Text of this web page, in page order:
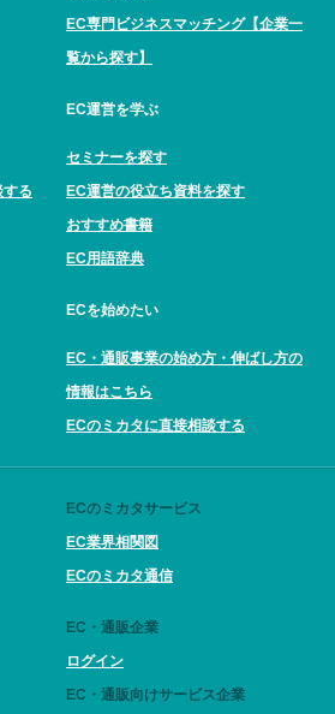
る
EC専門ビジネスマッチング【企業一
覧から探す】
EC運営を学ぶ
セミナーを探す
EC運営の役立ち資料を探す
おすすめ書籍
EC用語辞典
ECを始めたい
EC・通販事業の始め方・伸ばし方の
情報はこちら
ECのミカタに直接相談する
ECのミカタサービス
EC業界相関図
ECのミカタ通信
EC・通販企業
ログイン
EC・通販向けサービス企業